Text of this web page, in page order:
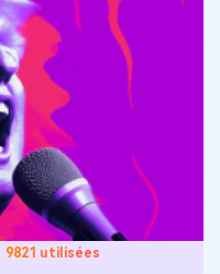
9821 utilisées